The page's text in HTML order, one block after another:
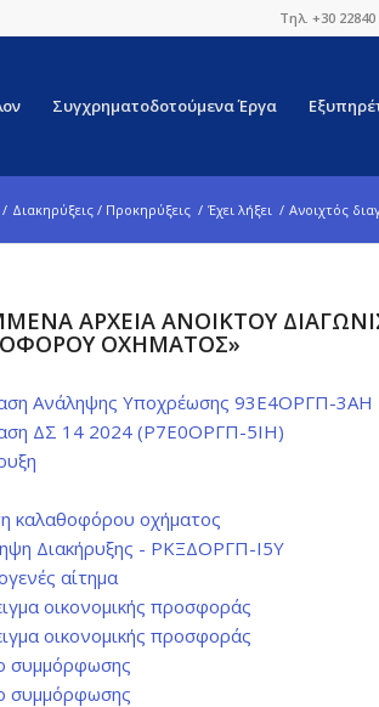
Τηλ. +30 22840
Συγχρηματοδοτούμενα Έργα
/ Διακηρύξεις / Προκηρύξεις / Έχει λήξει / Ανοιχτός
ΑΡΧΕΊΑ ΑΝΟΙΚΤΟΎ
ΟΧΉΜΑΤΟΣ»
Ανάληψης Υποχρέωσης 93Ε4ΟΡΓΠ-3ΑΗ
ΔΣ 14 2024 (Ρ7Ε0ΟΡΓΠ-5ΙΗ)
καλαθοφόρου οχήματος
Διακήρυξης - ΡΚΞΔΟΡΓΠ-Ι5Υ
αίτημα
οικονομικής προσφοράς
οικονομικής προσφοράς
συμμόρφωσης
συμμόρφωσης